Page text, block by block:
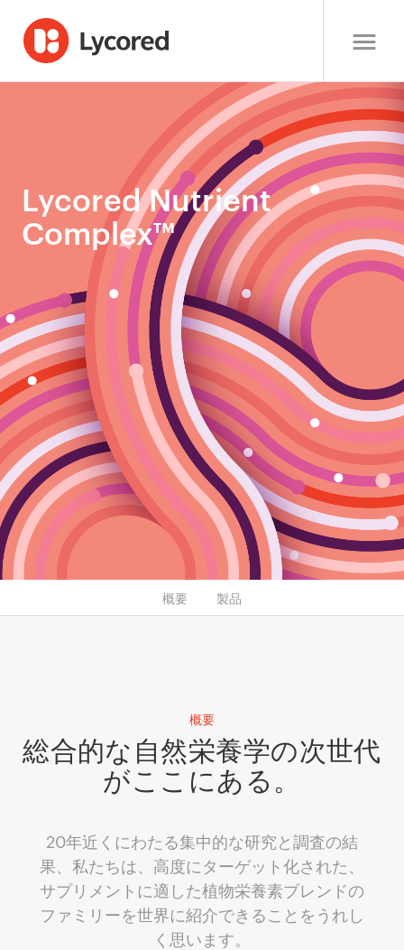
Lycored Nutrient
Complex™
概要 製品
概要
総合的な自然栄養学の次世代
がここにある。
20年近くにわたる集中的な研究と調査の結
果、私たちは、高度にターゲット化された、
サプリメントに適した植物栄養素ブレンドの
ファミリーを世界に紹介できることをうれし
く思います。